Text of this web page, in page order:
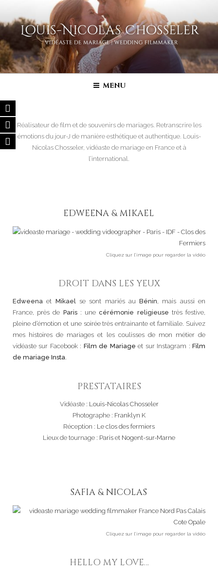
contenu
principal
FILM DE MARIAGE | VIDÉASTE
Vidéaste de mariage – Film de Mariage haut de gamme en France,
Belgique, Luxembourg, Suisse, Italie…
MENU
Réalisateur de film et de souvenirs de mariages. Retranscrire les
émotions du jour-J de manière esthétique et authentique. Louis-
Nicolas Chosseler, vidéaste de mariage en France et à
l’international.
EDWEENA & MIKAEL
Cliquez sur l’image pour regarder la vidéo
DROIT DANS LES YEUX
Edweena et Mikaelse sont mariés auBénin, mais aussi en
France, près de Paris: unecérémonie religieuse très festive,
pleine d’émotion et une soirée très entrainante et familiale. Suivez
mes histoires de mariages et les coulisses de mon métier de
vidéaste sur Facebook : Film de Mariage et sur Instagram :Film
de mariage Insta.
PRESTATAIRES
Vidéaste : Louis-Nicolas Chosseler
Photographe : Franklyn K
Réception : Le clos des fermiers
Lieux de tournage : Paris et Nogent-sur-Marne
SAFIA & NICOLAS
Cliquez sur l’image pour regarder la vidéo
HELLO MY LOVE…